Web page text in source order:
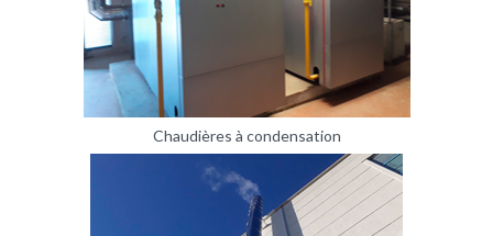
Chaudières à condensation